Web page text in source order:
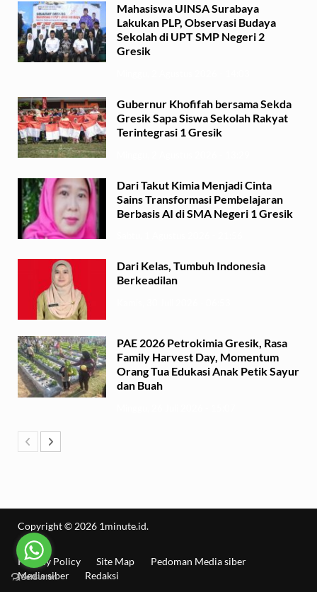
Mahasiswa UINSA Surabaya
Lakukan PLP, Observasi Budaya
Sekolah di UPT SMP Negeri 2
Gresik
Gubernur Khofifah bersama Sekda
Gresik Sapa Siswa Sekolah Rakyat
Terintegrasi 1 Gresik
Dari Takut Kimia Menjadi Cinta
Sains Transformasi Pembelajaran
Berbasis AI di SMA Negeri 1 Gresik
Dari Kelas, Tumbuh Indonesia
Berkeadilan
PAE 2026 Petrokimia Gresik, Rasa
Family Harvest Day, Momentum
Orang Tua Edukasi Anak Petik Sayur
dan Buah
Copyright © 2026 1minute.id.
Privacy Policy Site Map
Pedoman Media siber
Media siber
Redaksi